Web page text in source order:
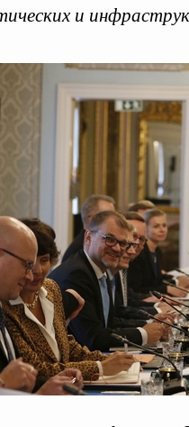
и
8 августа, суббота
политика в сфере
перечень
от НДФЛ
№978
технологий
поручения по
индустрия